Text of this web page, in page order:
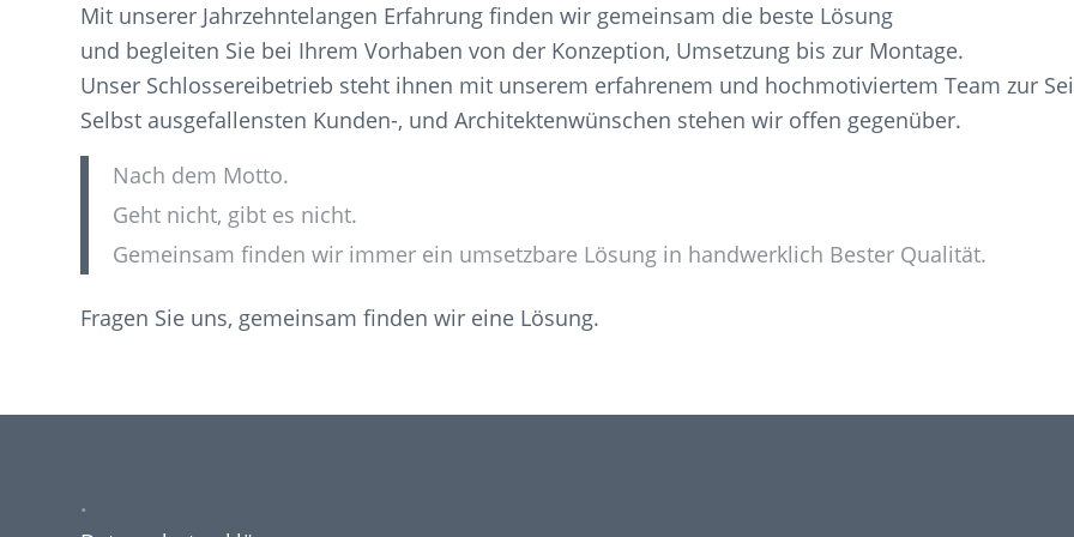
Mit unserer Jahrzehntelangen Erfahrung finden wir gemeinsam die beste Lösung
und begleiten Sie bei Ihrem Vorhaben von der Konzeption, Umsetzung bis zur Montage.
Unser Schlossereibetrieb steht ihnen mit unserem erfahrenem und hochmotiviertem Team zur
Selbst ausgefallensten Kunden-, und Architektenwünschen stehen wir offen gegenüber.
Nach dem Motto.
Geht nicht, gibt es nicht.
Gemeinsam finden wir immer ein umsetzbare Lösung in handwerklich Bester Qualität.
Fragen Sie uns, gemeinsam finden wir eine Lösung.
.